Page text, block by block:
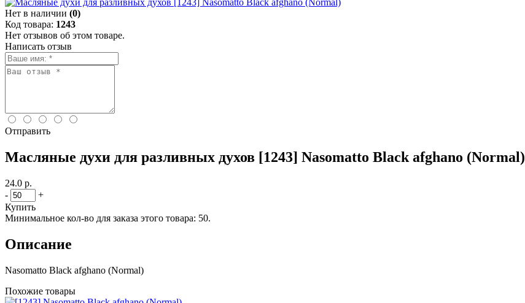
Нет в наличии (0)
Код товара: 1243
Нет отзывов об этом товаре.
Написать отзыв
Отправить
Масляные духи для разливных духов [1243] Nasomatto Black afghano (Normal)
24.0 р.
-
+
Купить
Минимальное кол-во для заказа этого товара: 50.
Описание
Nasomatto Black afghano (Normal)
Похожие товары